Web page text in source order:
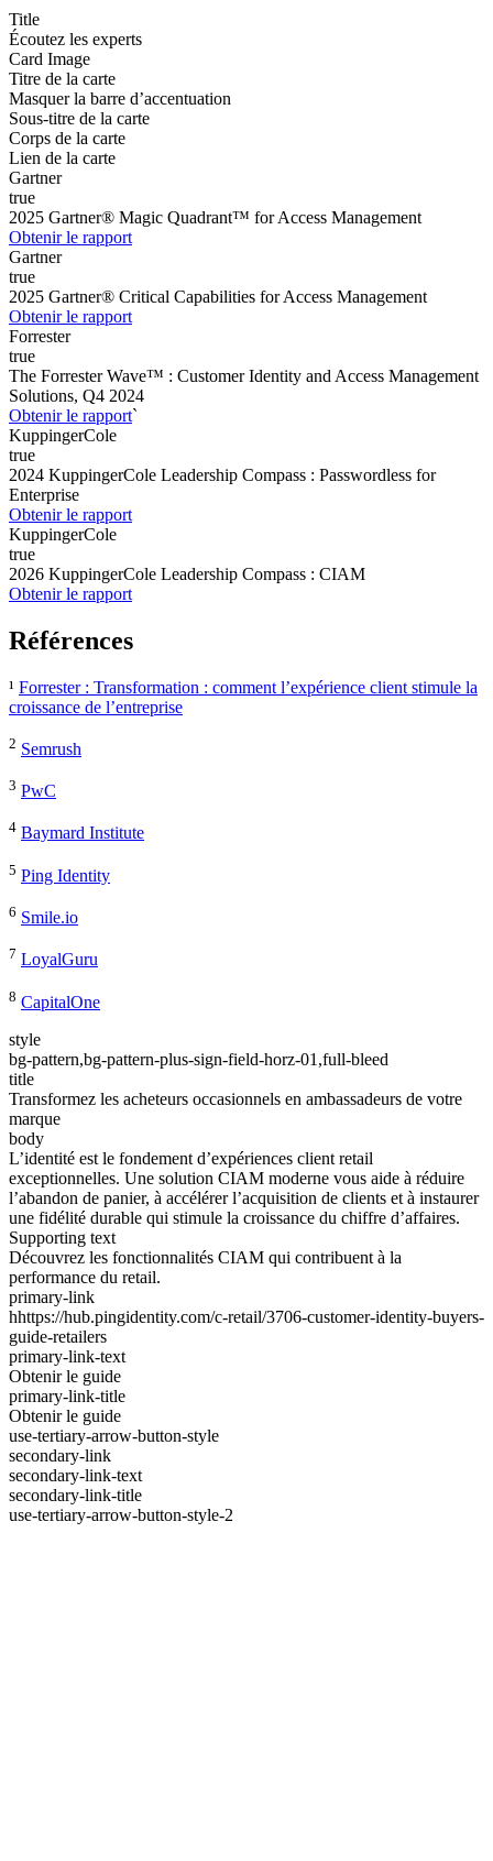
Title
Écoutez les experts
Card Image
Titre de la carte
Masquer la barre d’accentuation
Sous-titre de la carte
Corps de la carte
Lien de la carte
Gartner
true
2025 Gartner® Magic Quadrant™ for Access Management
Obtenir le rapport
Gartner
true
2025 Gartner® Critical Capabilities for Access Management
Obtenir le rapport
Forrester
true
The Forrester Wave™ : Customer Identity and Access Management
Solutions, Q4 2024
Obtenir le rapport`
KuppingerCole
true
2024 KuppingerCole Leadership Compass : Passwordless for
Enterprise
Obtenir le rapport
KuppingerCole
true
2026 KuppingerCole Leadership Compass : CIAM
Obtenir le rapport
Références
¹ Forrester : Transformation : comment l’expérience client stimule la
croissance de l’entreprise
2 Semrush
3 PwC
4 Baymard Institute
5 Ping Identity
6 Smile.io
7 LoyalGuru
8 CapitalOne
style
bg-pattern,bg-pattern-plus-sign-field-horz-01,full-bleed
title
Transformez les acheteurs occasionnels en ambassadeurs de votre
marque
body
L’identité est le fondement d’expériences client retail
exceptionnelles. Une solution CIAM moderne vous aide à réduire
l’abandon de panier, à accélérer l’acquisition de clients et à instaurer
une fidélité durable qui stimule la croissance du chiffre d’affaires.
Supporting text
Découvrez les fonctionnalités CIAM qui contribuent à la
performance du retail.
primary-link
hhttps://hub.pingidentity.com/c-retail/3706-customer-identity-buyers-
guide-retailers
primary-link-text
Obtenir le guide
primary-link-title
Obtenir le guide
use-tertiary-arrow-button-style
secondary-link
secondary-link-text
secondary-link-title
use-tertiary-arrow-button-style-2